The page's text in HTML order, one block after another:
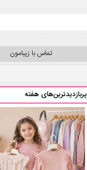
تماس با زیبامون
پربازدیدترین‌های هفته